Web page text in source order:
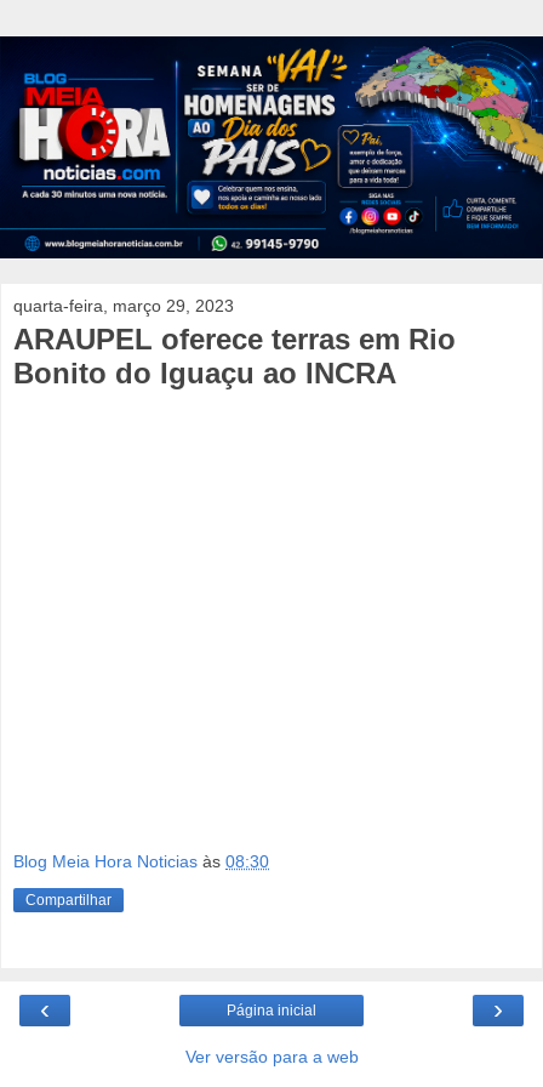
quarta-feira, março 29, 2023
ARAUPEL oferece terras em Rio
Bonito do Iguaçu ao INCRA
Blog Meia Hora Noticias às 08:30
Compartilhar
‹ ›
Página inicial
Ver versão para a web